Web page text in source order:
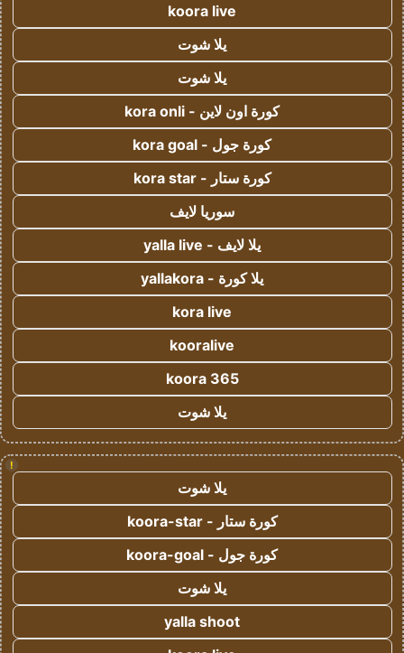
koora live
يلا شوت
يلا شوت
كورة اون لاين - kora onli
كورة جول - kora goal
كورة ستار - kora star
سوريا لايف
يلا لايف - yalla live
يلا كورة - yallakora
kora live
kooralive
koora 365
يلا شوت
!
يلا شوت
كورة ستار - koora-star
كورة جول - koora-goal
يلا شوت
yalla shoot